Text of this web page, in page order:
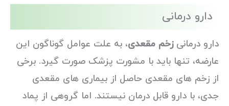
دارو درمانی
دارو درمانیزخم مقعدی، به علت عوامل گوناگون این
عارضه، تنها باید با مشورت پزشک صورت گیرد. برخی
از زخم های مقعدی حاصل از بیماری های مقعدی
جدی، با دارو قابل درمان نیستند. اما گروهی از پماد